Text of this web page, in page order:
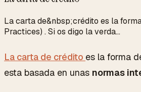
La carta de&nbsp;crédito es la
Practices) . Si os digo la verda...
La carta de crédito es la forma
esta basada en unas normas